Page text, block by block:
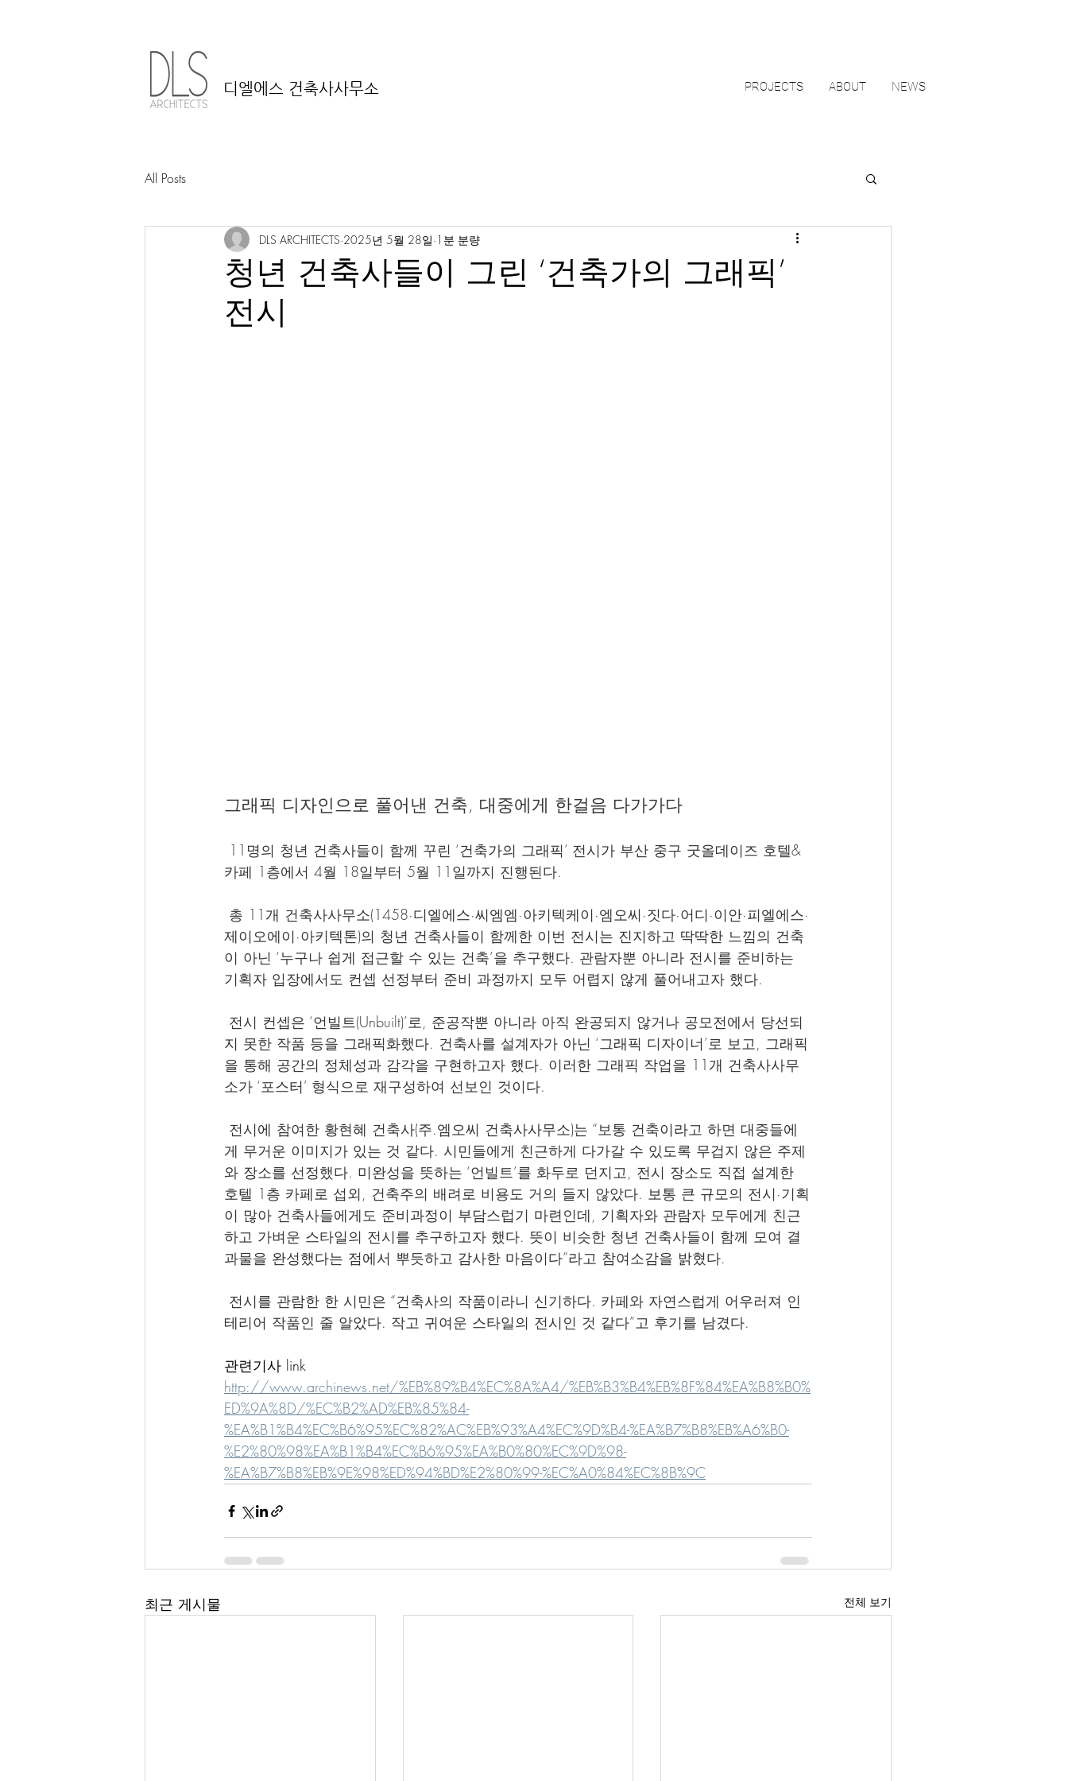
디엘에스 건축사사무소 PROJECTS ABOUT NEWS
All Posts
청년 건축사들이 그린 ‘건축가의 그래픽’
전시
DLS ARCHITECTS 2025년 5월 28일 1분 분량
그래픽 디자인으로 풀어낸 건축, 대중에게 한걸음 다가가다
11명의 청년 건축사들이 함께 꾸린 ‘건축가의 그래픽’ 전시가 부산 중구 굿올데이즈 호텔&
카페 1층에서 4월 18일부터 5월 11일까지 진행된다.
총 11개 건축사사무소(1458·디엘에스·씨엠엠·아키텍케이·엠오씨·짓다·어디·이안·피엘에스·
제이오에이·아키텍톤)의 청년 건축사들이 함께한 이번 전시는 진지하고 딱딱한 느낌의 건축
이 아닌 ‘누구나 쉽게 접근할 수 있는 건축’을 추구했다. 관람자뿐 아니라 전시를 준비하는
기획자 입장에서도 컨셉 선정부터 준비 과정까지 모두 어렵지 않게 풀어내고자 했다.
전시 컨셉은 ‘언빌트(Unbuilt)’로, 준공작뿐 아니라 아직 완공되지 않거나 공모전에서 당선되
지 못한 작품 등을 그래픽화했다. 건축사를 설계자가 아닌 ‘그래픽 디자이너’로 보고, 그래픽
을 통해 공간의 정체성과 감각을 구현하고자 했다. 이러한 그래픽 작업을 11개 건축사사무
소가 ‘포스터’ 형식으로 재구성하여 선보인 것이다.
전시에 참여한 황현혜 건축사(주.엠오씨 건축사사무소)는 “보통 건축이라고 하면 대중들에
게 무거운 이미지가 있는 것 같다. 시민들에게 친근하게 다가갈 수 있도록 무겁지 않은 주제
와 장소를 선정했다. 미완성을 뜻하는 ‘언빌트’를 화두로 던지고, 전시 장소도 직접 설계한
호텔 1층 카페로 섭외, 건축주의 배려로 비용도 거의 들지 않았다. 보통 큰 규모의 전시·기획
이 많아 건축사들에게도 준비과정이 부담스럽기 마련인데, 기획자와 관람자 모두에게 친근
하고 가벼운 스타일의 전시를 추구하고자 했다. 뜻이 비슷한 청년 건축사들이 함께 모여 결
과물을 완성했다는 점에서 뿌듯하고 감사한 마음이다”라고 참여소감을 밝혔다.
전시를 관람한 한 시민은 “건축사의 작품이라니 신기하다. 카페와 자연스럽게 어우러져 인
테리어 작품인 줄 알았다. 작고 귀여운 스타일의 전시인 것 같다”고 후기를 남겼다.
관련기사 link
http://www.archinews.net/%EB%89%B4%EC%8A%A4/%EB%B3%B4%EB%8F%84%EA%B8%B0%
ED%9A%8D/%EC%B2%AD%EB%85%84-
%EA%B1%B4%EC%B6%95%EC%82%AC%EB%93%A4%EC%9D%B4-%EA%B7%B8%EB%A6%B0-
%E2%80%98%EA%B1%B4%EC%B6%95%EA%B0%80%EC%9D%98-
%EA%B7%B8%EB%9E%98%ED%94%BD%E2%80%99-%EC%A0%84%EC%8B%9C
최근 게시물 전체 보기